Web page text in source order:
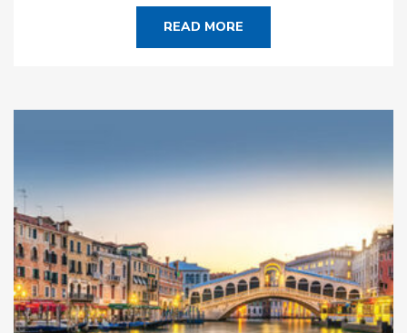
READ MORE